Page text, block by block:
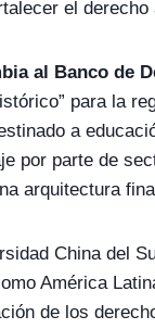
el derecho
al Banco de
para la
a
por parte de
arquitectura
China del
América
de los